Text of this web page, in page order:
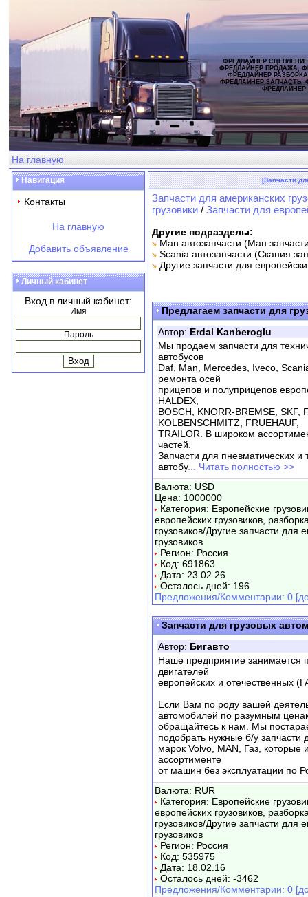
ФРЕДЛАЙНЕР
ФРЕДЛАЙНЕР ПРОДАЖА,
ФРЕДЛАЙНЕР
ФРЕДЛАЙНЕР ЗАПЧАСТЬ,
ФРЕДЛАЙНЕР
На главную
Навигация
Контакты
На главную
Добавить объявление
Личный кабинет
Вход в личный кабинет:
Имя
Пароль
[Запчасти
Запчасти для американских
грузовики / Запчасти для
Другие подразделы:
Man автозапчасти (Ман
Scania автозапчасти (Скания
Другие запчасти для
Предлагаем запчасти для
Автор: Erdal Kanberoglu
Мы продаем запчасти для
автобусов
Daf, Man, Mercedes, Iveco,
ремонта осей
прицепов и полуприцепов
HALDEX,
BOSCH, KNORR-BREMSE, SKF,
KOLBENSCHMITZ, FRUEHAUF,
TRAILOR. В широком
частей.
Запчасти для пневматических
автобу... Читать полностью >>
Валюта: USD
Цена: 1000000
Категория: Европейские
европейских грузовиков,
грузовиков/Другие запчасти для
грузовиков
Регион: Россия
Код: 691863
Дата: 23.02.26
Осталось дней: 196
Предложения/Комментарии: 0
Запчасти для грузовых
Автор: Бигавто
Наше предприятие занимается
двигателей
европейских и отечественных
Если Вам по роду вашей
автомобилей по разумным
обращайтесь к нам. Мы
подобрать нужные б/у запчасти
марок Volvo, MAN, Газ,
ассортименте
от машин без эксплуатации по
Валюта: RUR
Категория: Европейские
европейских грузовиков,
грузовиков/Другие запчасти для
грузовиков
Регион: Россия
Код: 535975
Дата: 18.02.16
Осталось дней: -3462
Предложения/Комментарии: 0